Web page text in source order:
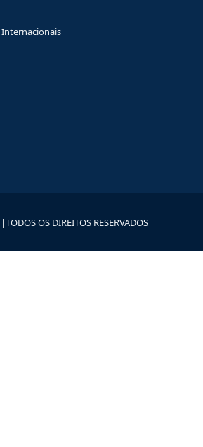
OS DIREITOS RESERVADOS